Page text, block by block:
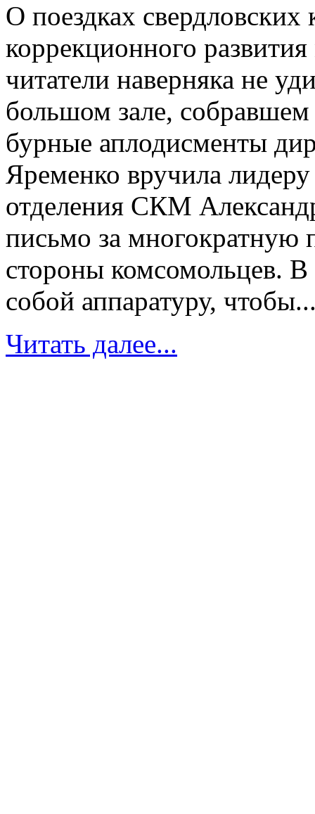
О поездках
коррекционного
читатели наверняка не
большом зале,
бурные аплодисменты
Яременко вручила
отделения СКМ
письмо за многократную
стороны комсомольцев. В
собой аппаратуру,
Читать далее...